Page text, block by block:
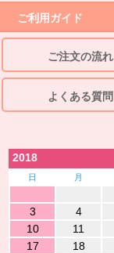
ご利用ガイド
ご注文の流れ
よくある質問
2018
日 月
3
4
10
11
17
18